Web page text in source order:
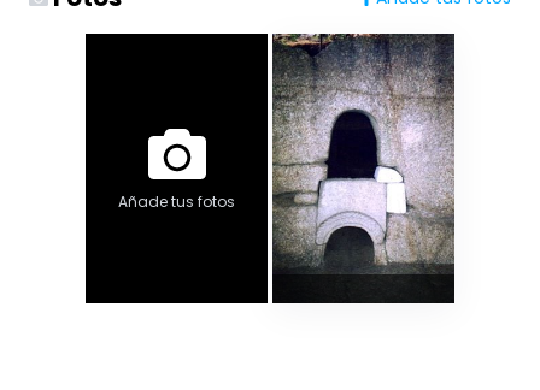
Añade tus fotos